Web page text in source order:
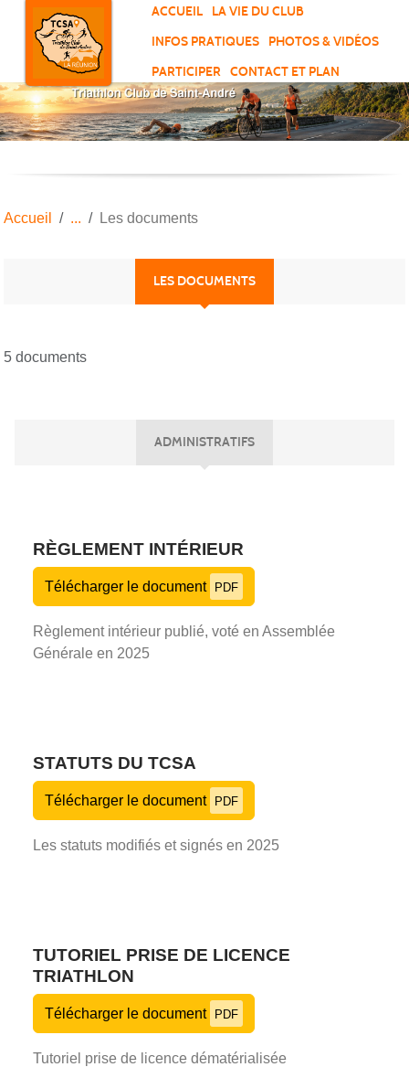
ACCUEIL
LA VIE DU CLUB
INFOS PRATIQUES
PHOTOS & VIDÉOS
PARTICIPER
CONTACT ET PLAN
Accueil Les documents
LES DOCUMENTS
5 documents
ADMINISTRATIFS
RÈGLEMENT INTÉRIEUR
Télécharger le document PDF
Règlement intérieur publié, voté en Assemblée
Générale en 2025
STATUTS DU TCSA
Télécharger le document PDF
Les statuts modifiés et signés en 2025
TUTORIEL PRISE DE LICENCE
TRIATHLON
Télécharger le document PDF
Tutoriel prise de licence dématérialisée
Panneau de gestion des cookies